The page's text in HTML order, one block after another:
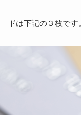
ドは下記の３枚です。